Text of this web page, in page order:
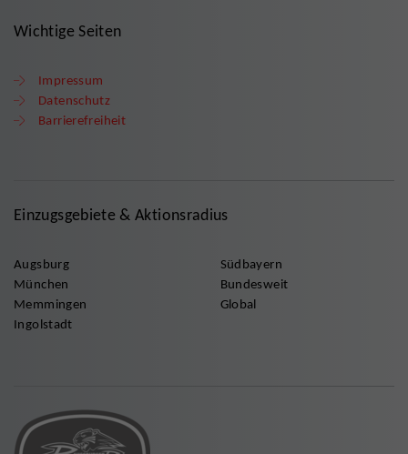
Wichtige Seiten
Impressum
Datenschutz
Barrierefreiheit
Einzugsgebiete & Aktionsradius
Augsburg
München
Memmingen
Ingolstadt
Südbayern
Bundesweit
Global